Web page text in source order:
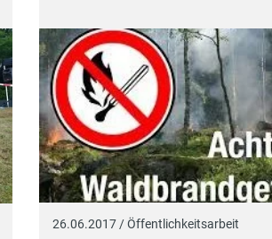
26.06.2017 / Öffentlichkeitsarbeit